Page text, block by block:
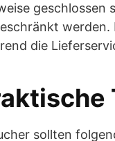
geschlossen
werden.
die
sollten